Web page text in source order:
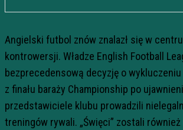
Angielski futbol znów znalazł się w
kontrowersji. Władze English Football
bezprecedensową decyzję o wykluczeniu
z finału baraży Championship po
przedstawiciele klubu prowadzili
treningów rywali. „Święci” zostali